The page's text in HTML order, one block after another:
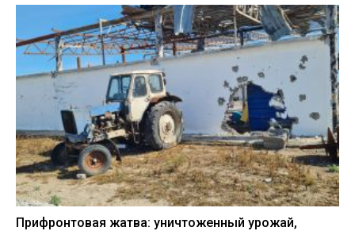
Прифронтовая жатва: уничтоженный урожай,